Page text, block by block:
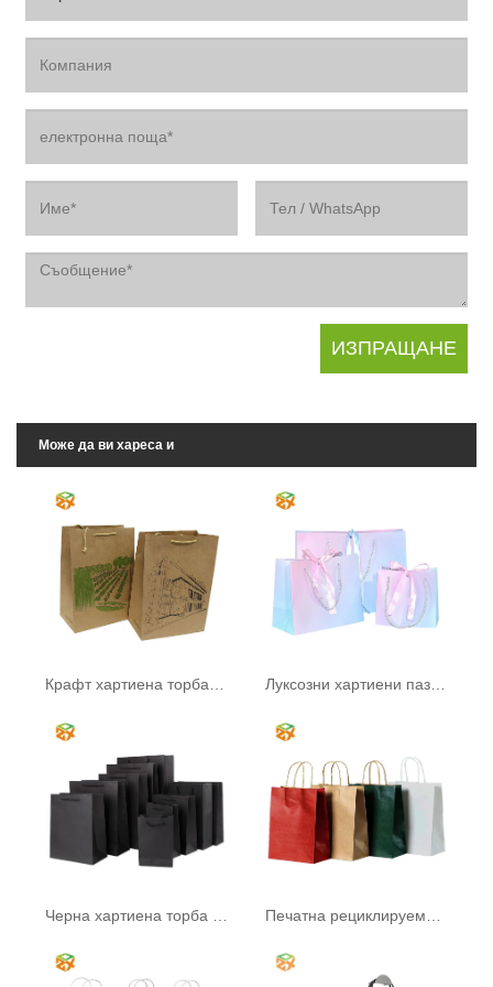
Може да ви хареса и
Крафт хартиена торба с дръжка Луксозни хартиени пазарски чанти